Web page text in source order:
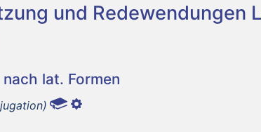
und Redewendungen
lat. Formen